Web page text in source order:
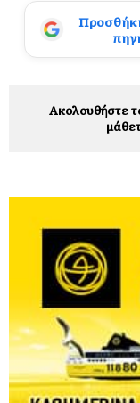
Ακολουθήστε